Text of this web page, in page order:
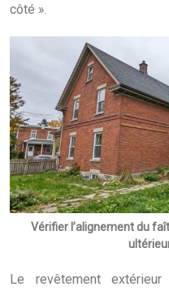
côté ».
Vérifier l’alignement du
Le revêtement